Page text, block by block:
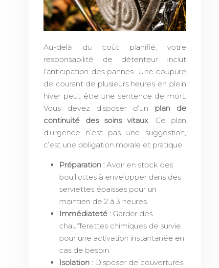
Au-delà du coût planifié, votre
responsabilité de détenteur inclut
l’anticipation des pannes. Une coupure
de courant de plusieurs heures en plein
hiver peut être une sentence de mort.
Vous devez disposer d’un plan de
continuité des soins vitaux. Ce plan
d’urgence n’est pas une suggestion,
c’est une obligation morale et pratique :
Préparation : Avoir en stock des
bouillottes à envelopper dans des
serviettes épaisses pour un
maintien de 2 à 3 heures.
Immédiateté : Garder des
chaufferettes chimiques de survie
pour une activation instantanée en
cas de besoin.
Isolation : Disposer de couvertures